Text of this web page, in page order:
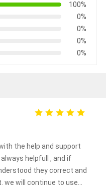
100%
0%
0%
0%
0%
the help and support
helpfull , and if
they correct and
we will continue to use